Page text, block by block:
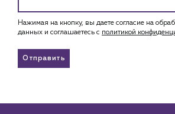
Нажимая на кнопку, вы даете согласие на
данных и соглашаетесь c политикой
Отправить